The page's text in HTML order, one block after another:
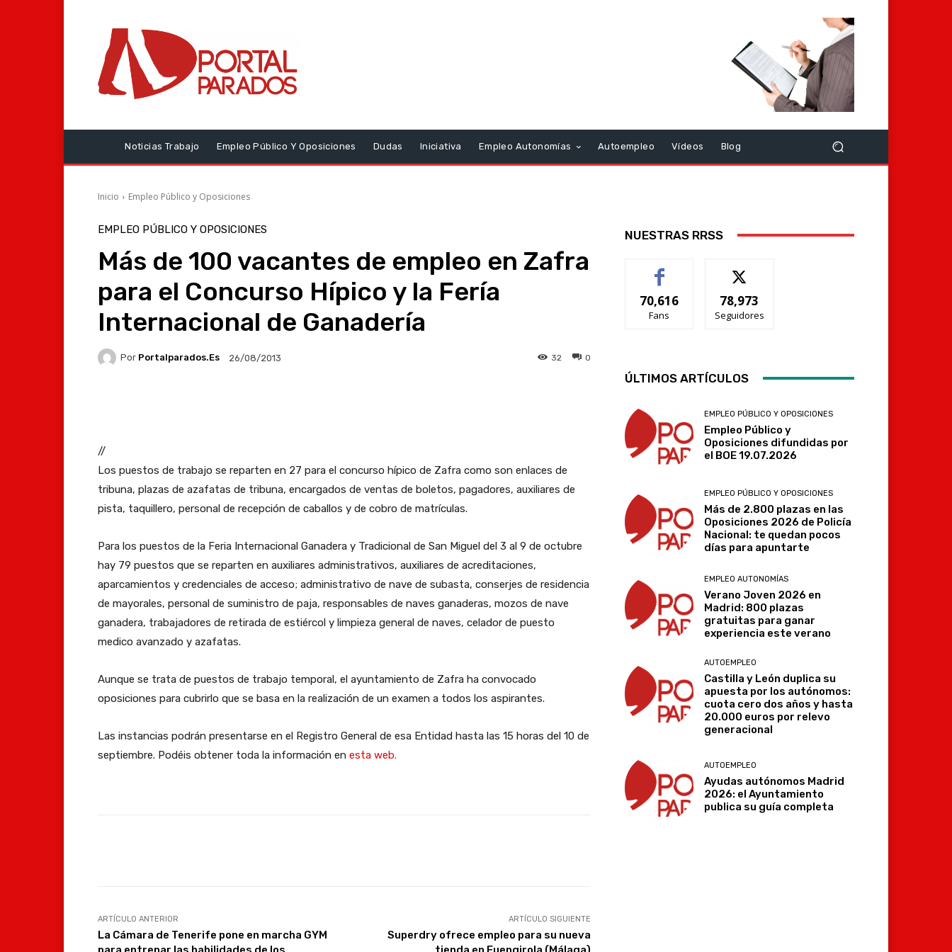
Noticias Trabajo Empleo Público Y Oposiciones Dudas Iniciativa Empleo Autonomías Autoempleo Vídeos Blog
Inicio Empleo Público y Oposiciones
EMPLEO PÚBLICO Y OPOSICIONES
Más de 100 vacantes de empleo en Zafra
para el Concurso Hípico y la Fería
Internacional de Ganadería
Por Portalparados.es 26/08/2013 0
32
//
Los puestos de trabajo se reparten en 27 para el concurso hípico de Zafra como son enlaces de
tribuna, plazas de azafatas de tribuna, encargados de ventas de boletos, pagadores, auxiliares de
pista, taquillero, personal de recepción de caballos y de cobro de matrículas.
Para los puestos de la Feria Internacional Ganadera y Tradicional de San Miguel del 3 al 9 de octubre
hay 79 puestos que se reparten en auxiliares administrativos, auxiliares de acreditaciones,
aparcamientos y credenciales de acceso; administrativo de nave de subasta, conserjes de residencia
de mayorales, personal de suministro de paja, responsables de naves ganaderas, mozos de nave
ganadera, trabajadores de retirada de estiércol y limpieza general de naves, celador de puesto
medico avanzado y azafatas.
Aunque se trata de puestos de trabajo temporal, el ayuntamiento de Zafra ha convocado
oposiciones para cubrirlo que se basa en la realización de un examen a todos los aspirantes.
Las instancias podrán presentarse en el Registro General de esa Entidad hasta las 15 horas del 10 de
septiembre. Podéis obtener toda la información en esta web.
ARTÍCULO ANTERIOR
La Cámara de Tenerife pone en marcha GYM
ARTÍCULO SIGUIENTE
Superdry ofrece empleo para su nueva
NUESTRAS RRSS
70,616
Fans
78,973
Seguidores
ÚLTIMOS ARTÍCULOS
EMPLEO PÚBLICO Y OPOSICIONES
Empleo Público y
Oposiciones difundidas por
el BOE 19.07.2026
EMPLEO PÚBLICO Y OPOSICIONES
Más de 2.800 plazas en las
Oposiciones 2026 de Policía
Nacional: te quedan pocos
días para apuntarte
EMPLEO AUTONOMÍAS
Verano Joven 2026 en
Madrid: 800 plazas
gratuitas para ganar
experiencia este verano
AUTOEMPLEO
Castilla y León duplica su
apuesta por los autónomos:
cuota cero dos años y hasta
20.000 euros por relevo
generacional
AUTOEMPLEO
Ayudas autónomos Madrid
2026: el Ayuntamiento
publica su guía completa